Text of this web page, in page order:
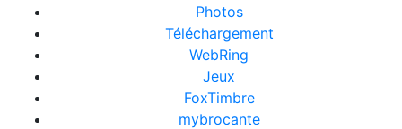
Photos
Téléchargement
WebRing
Jeux
FoxTimbre
mybrocante